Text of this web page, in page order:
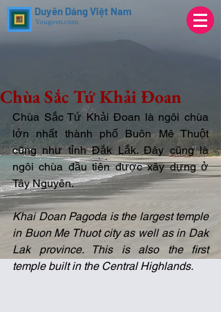
Duyên Dáng Việt Nam
Yougovn.com
Chùa Sắc Tứ Khải Đoan
Chùa Sắc Tứ Khải Đoan là ngôi chùa
lớn nhất thành phố Buôn Mê Thuột
cũng như tỉnh Đắk Lắk. Đây cũng là
ngôi chùa đầu tiên được xây dựng ở
Tây Nguyên.
Khai Doan Pagoda is the largest temple
in Buon Me Thuot city as well as in Dak
Lak province. This is also the first
temple built in the Central Highlands.